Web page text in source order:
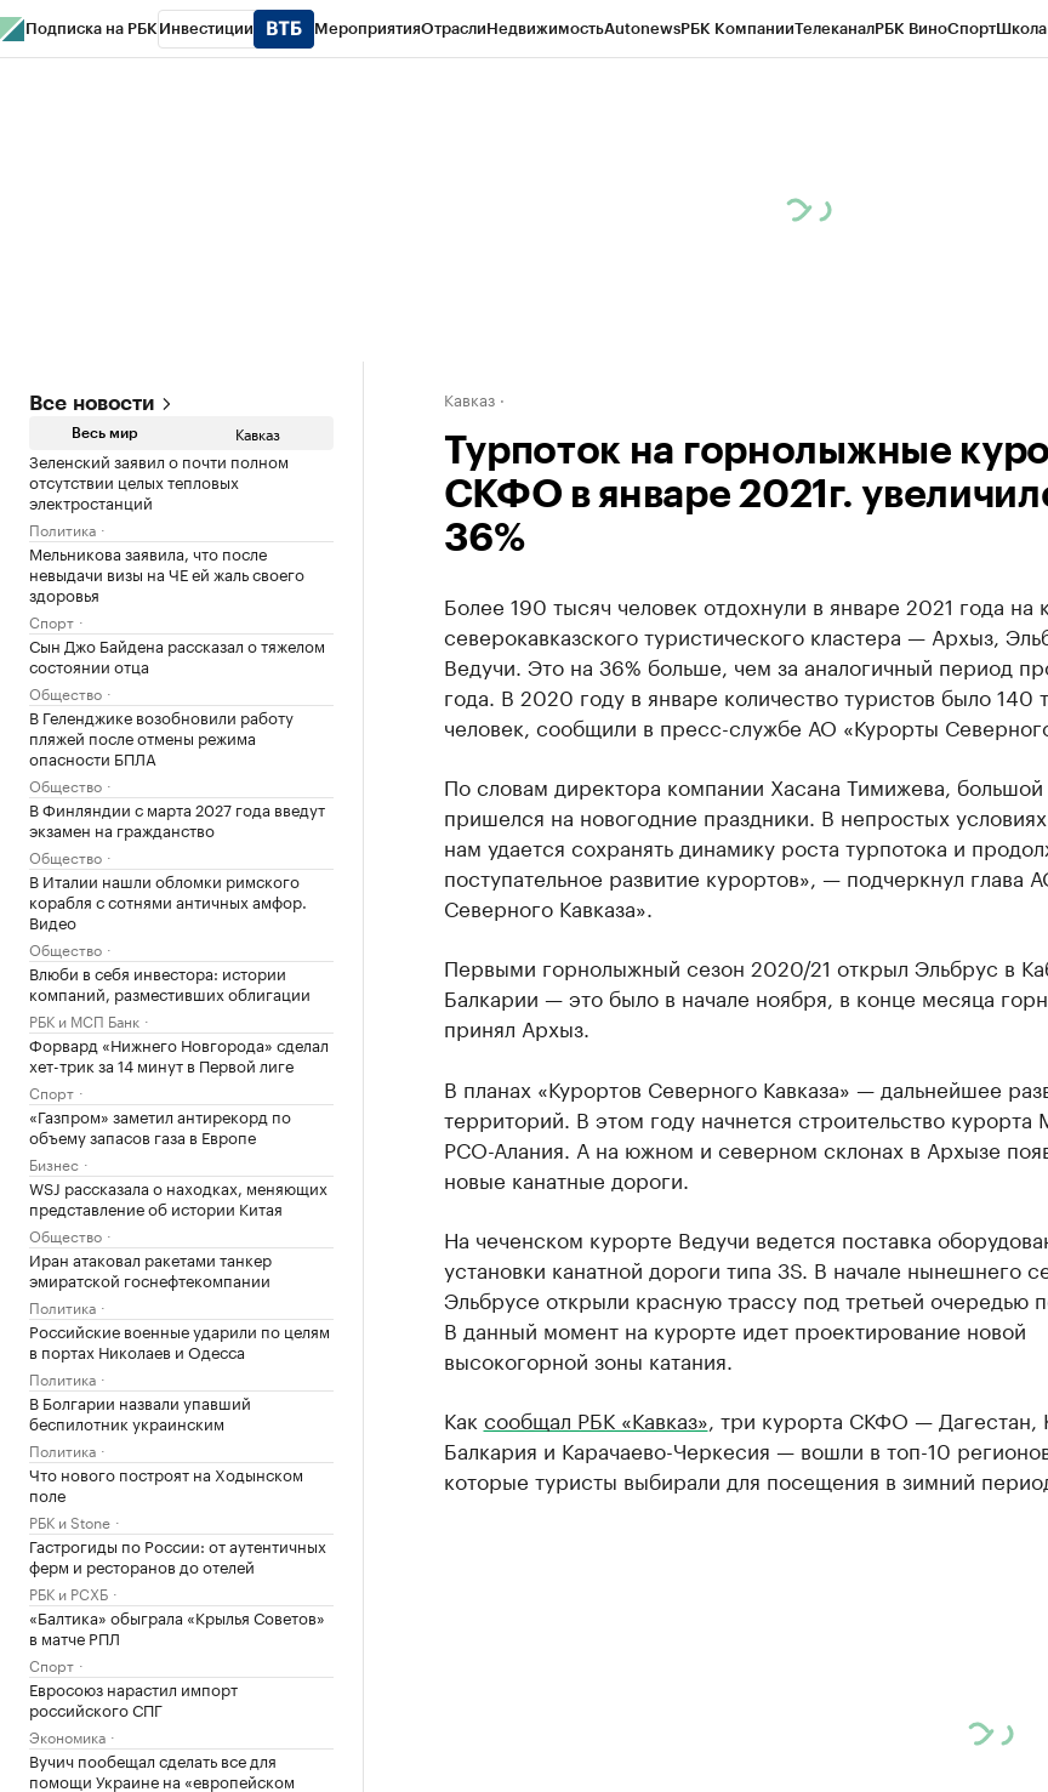
Подписка на РБК Инвестиции МероприятияОтраслиНедвижимостьAutonewsРБК КомпанииТелеканалРБК ВиноСпортШкола
Все новости
Весь мир Кавказ
Зеленский заявил о почти полном
отсутствии целых тепловых
электростанций
Политика
Мельникова заявила, что после
невыдачи визы на ЧЕ ей жаль своего
здоровья
Спорт
Сын Джо Байдена рассказал о тяжелом
состоянии отца
Общество
В Геленджике возобновили работу
пляжей после отмены режима
опасности БПЛА
Общество
В Финляндии с марта 2027 года введут
экзамен на гражданство
Общество
В Италии нашли обломки римского
корабля с сотнями античных амфор.
Видео
Общество
Влюби в себя инвестора: истории
компаний, разместивших облигации
РБК и МСП Банк
Форвард «Нижнего Новгорода» сделал
хет-трик за 14 минут в Первой лиге
Спорт
«Газпром» заметил антирекорд по
объему запасов газа в Европе
Бизнес
WSJ рассказала о находках, меняющих
представление об истории Китая
Общество
Иран атаковал ракетами танкер
эмиратской госнефтекомпании
Политика
Российские военные ударили по целям
в портах Николаев и Одесса
Политика
В Болгарии назвали упавший
беспилотник украинским
Политика
Что нового построят на Ходынском
поле
РБК и Stone
Гастрогиды по России: от аутентичных
ферм и ресторанов до отелей
РБК и РСХБ
«Балтика» обыграла «Крылья Советов»
в матче РПЛ
Спорт
Евросоюз нарастил импорт
российского СПГ
Экономика
Вучич пообещал сделать все для
помощи Украине на «европейском
Кавказ
Турпоток на горнолыжные
СКФО в январе 2021г.
36%
Более 190 тысяч человек отдохнули в январе 2021 года на
северокавказского туристического кластера — Архыз,
Ведучи. Это на 36% больше, чем за аналогичный период
года. В 2020 году в январе количество туристов было 140
человек, сообщили в пресс-службе АО «Курорты Северного
По словам директора компании Хасана Тимижева,
пришелся на новогодние праздники. В непростых
нам удается сохранять динамику роста турпотока и
поступательное развитие курортов», — подчеркнул глава
Северного Кавказа».
Первыми горнолыжный сезон 2020/21 открыл Эльбрус в
Балкарии — это было в начале ноября, в конце месяца
принял Архыз.
В планах «Курортов Северного Кавказа» — дальнейшее
территорий. В этом году начнется строительство курорта
РСО-Алания. А на южном и северном склонах в Архызе
новые канатные дороги.
На чеченском курорте Ведучи ведется поставка
установки канатной дороги типа 3S. В начале нынешнего
Эльбрусе открыли красную трассу под третьей очередью
В данный момент на курорте идет проектирование новой
высокогорной зоны катания.
Как сообщал РБК «Кавказ» , три курорта СКФО — Дагестан,
Балкария и Карачаево-Черкесия — вошли в топ-10
которые туристы выбирали для посещения в зимний